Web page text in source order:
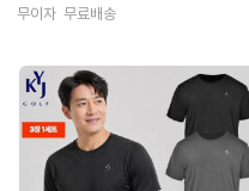
무이자 무료배송